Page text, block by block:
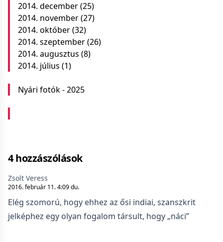
2014. december(25)
2014. november(27)
2014. október(32)
2014. szeptember(26)
2014. augusztus (8)
2014. július (1)
Nyári fotók - 2025
4 hozzászólások
Zsolt Veress
2016. február 11. 4:09 du.
Elég szomorú, hogy ehhez az ősi indiai, szanszkrit
jelképhez egy olyan fogalom társult, hogy „náci”